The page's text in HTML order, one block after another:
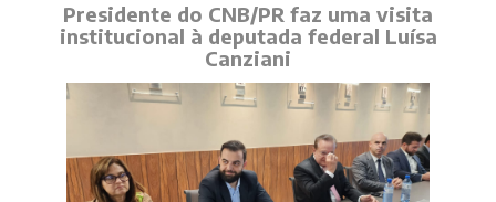
Presidente do CNB/PR faz uma visita
institucional à deputada federal Luísa
Canziani